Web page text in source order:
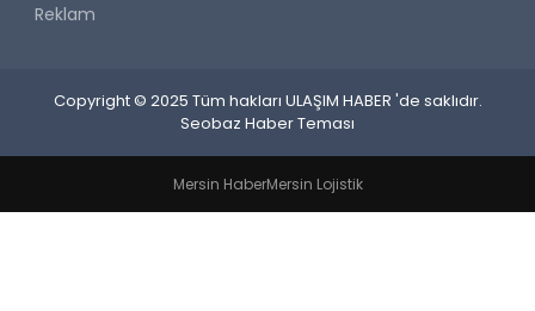
Reklam
Copyright © 2025 Tüm hakları ULAŞIM HABER 'de saklıdır.
Seobaz Haber Teması
Mersin HaberMersin Lojistik